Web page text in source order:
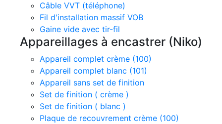
Câble VVT (téléphone)
Fil d'installation massif VOB
Gaine vide avec tir-fil
Appareillages à encastrer (Niko)
Appareil complet crème (100)
Appareil complet blanc (101)
Appareil sans set de finition
Set de finition ( crème )
Set de finition ( blanc )
Plaque de recouvrement crème (100)